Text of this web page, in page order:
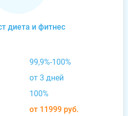
диета и фитнес
99,9%-100%
от 3 дней
100%
от 11999 руб.